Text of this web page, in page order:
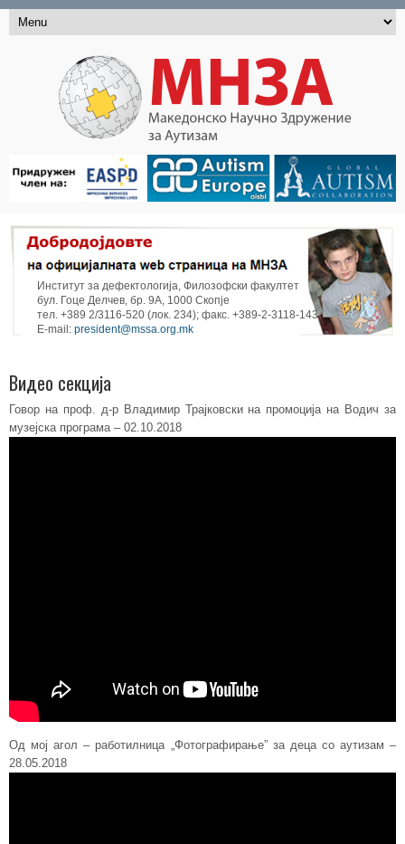
Институт за дефектологија, Филозофски факултет
бул. Гоце Делчев, бр. 9А, 1000 Скопје
тел. +389 2/3116-520 (лок. 234); факс. +389-2-3118-143
E-mail:president@mssa.org.mk
Видео секција
Говор на проф. д-р Владимир Трајковски на промоција на Водич за
музејска програма – 02.10.2018
Од мој агол – работилница „Фотографирање” за деца со аутизам –
28.05.2018